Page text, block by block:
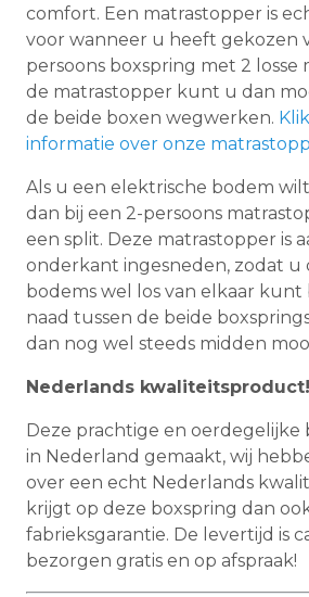
comfort. Een matrastopper is
voor wanneer u heeft gekozen
persoons boxspring met 2 losse
de matrastopper kunt u dan
de beide boxen wegwerken.
informatie over onze
Als u een elektrische bodem
dan bij een 2-persoons
een split. Deze matrastopper is
onderkant ingesneden, zodat u
bodems wel los van elkaar kunt
naad tussen de beide
dan nog wel steeds midden
Nederlands kwaliteitsproduct!
Deze prachtige en
in Nederland gemaakt, wij
over een echt Nederlands
krijgt op deze boxspring dan
fabrieksgarantie. De levertijd is
bezorgen gratis en op afspraak!